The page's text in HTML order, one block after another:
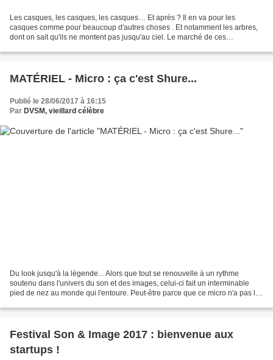
Les casques, les casques, les casques… Et après ? Il en va pour les
casques comme pour beaucoup d'autres choses . Et notamment les arbres,
dont on sait qu'ils ne montent pas jusqu'au ciel. Le marché de ces
MATÉRIEL - Micro : ça c'est Shure...
Publié le 28/06/2017 à 16:15
Par DVSM, vieillard célèbre
Du look jusqu'à la légende... Alors que tout se renouvelle à un rythme
soutenu dans l'univers du son et des images, celui-ci fait un interminable
pied de nez au monde qui l'entoure. Peut-être parce que ce micro n'a pas le
Festival Son & Image 2017 : bienvenue aux
startups !